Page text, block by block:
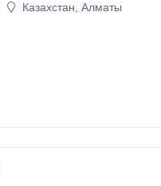
Казахстан, Алматы